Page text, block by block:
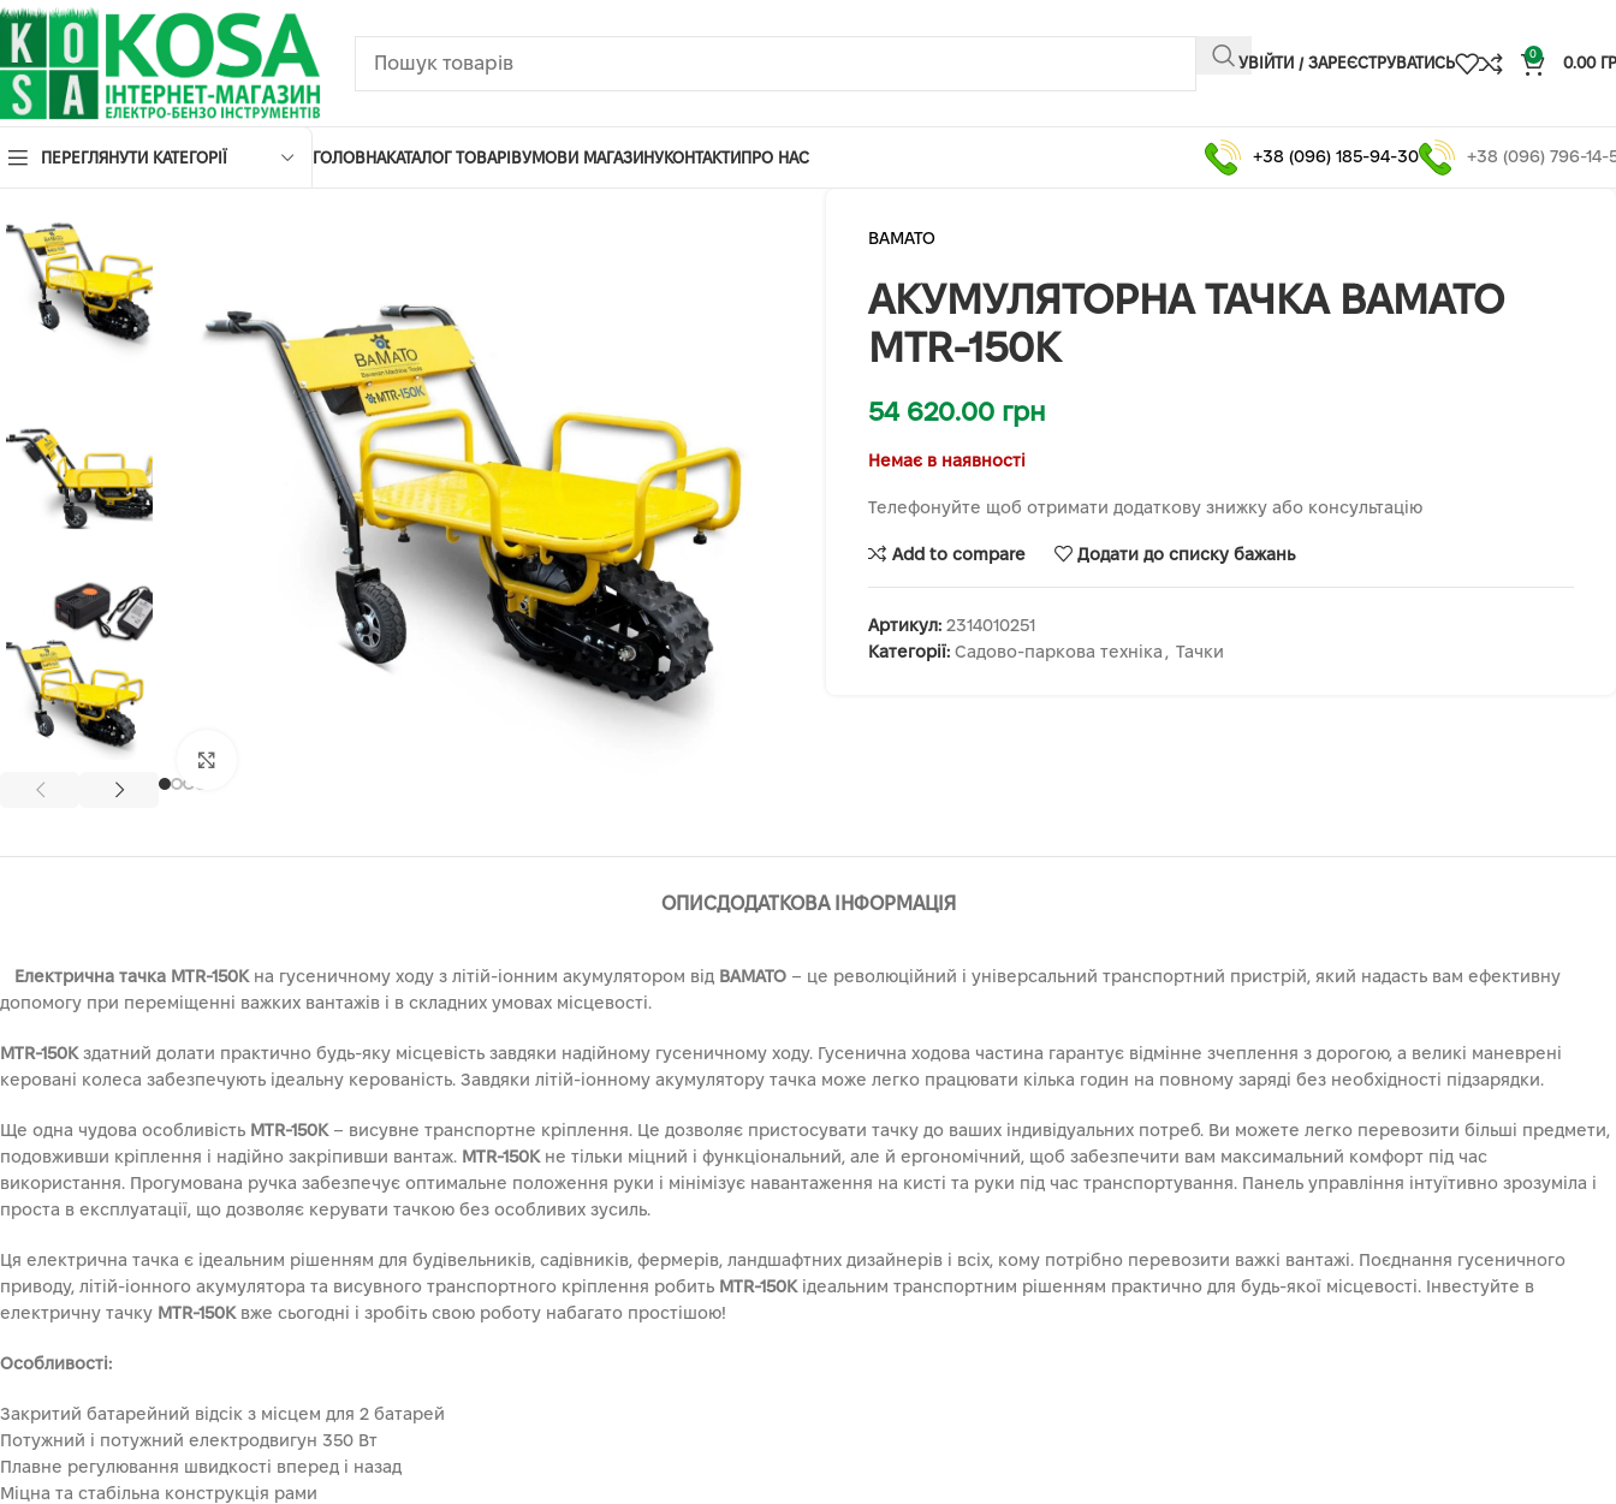
УВІЙТИ / ЗАРЕЄСТРУВАТИСЬ
0
0.00
ПЕРЕГЛЯНУТИ КАТЕГОРІЇ ГОЛОВНАКАТАЛОГ ТОВАРІВУМОВИ МАГАЗИНУКОНТАКТИПРО НАС +38 (096) 185-94-30 +38 (096) 796-14-
BAMATO
АКУМУЛЯТОРНА ТАЧКА BAMATO
MTR-150K
54 620.00 грн
Немає в наявності
Телефонуйте щоб отримати додаткову знижку або консультацію
Add to compare Додати до списку бажань
Артикул: 2314010251
Категорії: Садово-паркова техніка , Тачки
ОПИСДОДАТКОВА ІНФОРМАЦІЯ
Електрична тачка MTR-150Kна гусеничному ходу з літій-іонним акумулятором від BAMATO – це революційний і універсальний транспортний пристрій, який надасть вам ефективну
допомогу при переміщенні важких вантажів і в складних умовах місцевості.
MTR-150Kздатний долати практично будь-яку місцевість завдяки надійному гусеничному ходу. Гусенична ходова частина гарантує відмінне зчеплення з дорогою, а великі маневрені
керовані колеса забезпечують ідеальну керованість. Завдяки літій-іонному акумулятору тачка може легко працювати кілька годин на повному заряді без необхідності підзарядки.
Ще одна чудова особливість MTR-150K– висувне транспортне кріплення. Це дозволяє пристосувати тачку до ваших індивідуальних потреб. Ви можете легко перевозити більші предмети,
подовживши кріплення і надійно закріпивши вантаж. MTR-150Kне тільки міцний і функціональний, але й ергономічний, щоб забезпечити вам максимальний комфорт під час
використання. Прогумована ручка забезпечує оптимальне положення руки і мінімізує навантаження на кисті та руки під час транспортування. Панель управління інтуїтивно зрозуміла і
проста в експлуатації, що дозволяє керувати тачкою без особливих зусиль.
Ця електрична тачка є ідеальним рішенням для будівельників, садівників, фермерів, ландшафтних дизайнерів і всіх, кому потрібно перевозити важкі вантажі. Поєднання гусеничного
приводу, літій-іонного акумулятора та висувного транспортного кріплення робить MTR-150Kідеальним транспортним рішенням практично для будь-якої місцевості. Інвестуйте в
електричну тачку MTR-150Kвже сьогодні і зробіть свою роботу набагато простішою!
Особливості:
Закритий батарейний відсік з місцем для 2 батарей
Потужний і потужний електродвигун 350 Вт
Плавне регулювання швидкості вперед і назад
Міцна та стабільна конструкція рами